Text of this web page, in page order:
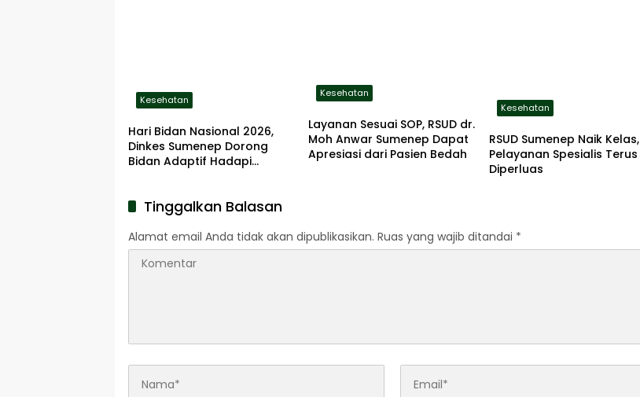
Kesehatan
Hari Bidan Nasional 2026,
Dinkes Sumenep Dorong
Bidan Adaptif Hadapi
Kesehatan
Layanan Sesuai SOP, RSUD dr.
Moh Anwar Sumenep Dapat
Apresiasi dari Pasien Bedah
Kesehatan
RSUD Sumenep Naik Kelas,
Pelayanan Spesialis Terus
Diperluas
Tinggalkan Balasan
Alamat email Anda tidak akan dipublikasikan. Ruas yang wajib ditandai *